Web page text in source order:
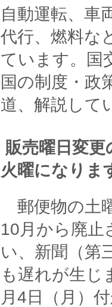
自動運転、車
代行、燃料な
ています。国
国の制度・政
道、解説して
販売曜日変
火曜になりま
郵便物の土
10月から廃止
い、新聞（第
も遅れが生じ
月4日（月）